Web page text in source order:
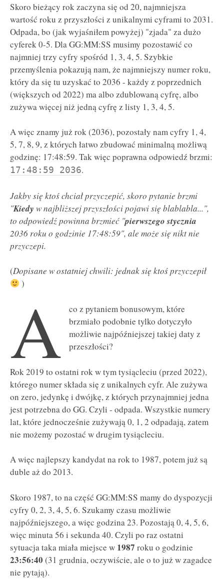
Skoro bieżący rok zaczyna się od 20, najmniejsza
wartość roku z przyszłości z unikalnymi cyframi to 2031.
Odpada, bo (jak wyjaśniłem powyżej) "zjada" za dużo
cyferek 0-5. Dla GG:MM:SS musimy pozostawić co
najmniej trzy cyfry spośród 1, 3, 4, 5. Szybkie
przemyślenia pokazują nam, że najmniejszy numer roku,
który da się tu uzyskać to 2036 - każdy z poprzednich
(większych od 2022) ma albo zdublowaną cyfrę, albo
zużywa więcej niż jedną cyfrę z listy 1, 3, 4, 5.
A więc znamy już rok (2036), pozostały nam cyfry 1, 4,
5, 7, 8, 9, z których łatwo zbudować minimalną możliwą
godzinę: 17:48:59. Tak więc poprawna odpowiedź brzmi:
17:48:59 2036.
Jakby się ktoś chciał przyczepić, skoro pytanie brzmi
"Kiedy w najbliższej przyszłości pojawi się blablabla...",
to odpowiedź powinna brzmieć "pierwszego stycznia
2036 roku o godzinie 17:48:59", ale może się nikt nie
przyczepi.
(Dopisane w ostatniej chwili: jednak się ktoś przyczepił
)
A
co z pytaniem bonusowym, które
brzmiało podobnie tylko dotyczyło
możliwie najpóźniejszej takiej daty z
przeszłości?
Rok 2019 to ostatni rok w tym tysiącleciu (przed 2022),
którego numer składa się z unikalnych cyfr. Ale zużywa
on zero, jedynkę i dwójkę, z których przynajmniej jedna
jest potrzebna do GG. Czyli - odpada. Wszystkie numery
lat, które jednocześnie zużywają 0, 1, 2 odpadają, zatem
nie możemy pozostać w drugim tysiącleciu.
A więc najlepszy kandydat na rok to 1987, potem już są
duble aż do 2013.
Skoro 1987, to na część GG:MM:SS mamy do dyspozycji
cyfry 0, 2, 3, 4, 5, 6. Szukamy czasu możliwie
najpóźniejszego, a więc godzina 23. Pozostają 0, 4, 5, 6,
więc minuta 56 i sekunda 40. Czyli po raz ostatni
sytuacja taka miała miejsce w 1987 roku o godzinie
23:56:40 (31 grudnia, oczywiście, ale o to już w zagadce
nie pytają).